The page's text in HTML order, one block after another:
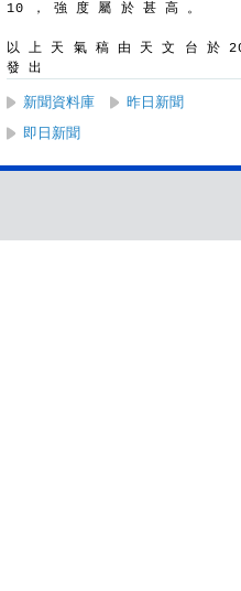
10 ， 強 度 屬 於 甚 高 。
以 上 天 氣 稿 由 天 文 台 於
發 出
新聞資料庫 昨日新聞
即日新聞